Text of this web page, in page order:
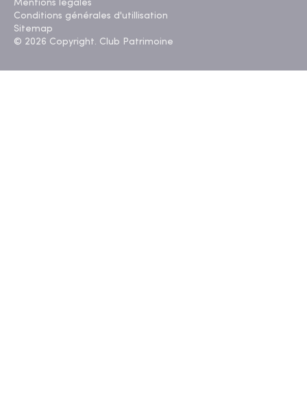
Mentions légales
Conditions générales d'utillisation
Sitemap
© 2026 Copyright. Club Patrimoine